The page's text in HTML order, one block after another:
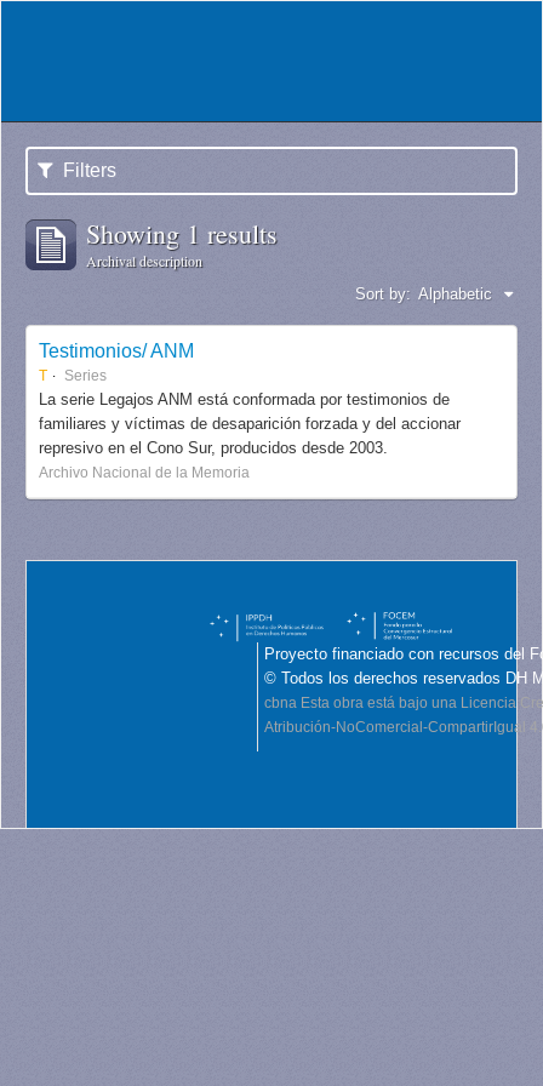
Filters
Showing 1 results
Archival description
Sort by: Alphabetic
Testimonios/ ANM
T Series
La serie Legajos ANM está conformada por testimonios de
familiares y víctimas de desaparición forzada y del accionar
represivo en el Cono Sur, producidos desde 2003.
Archivo Nacional de la Memoria
Proyecto financiado con recursos del
© Todos los derechos reservados DH
cbna Esta obra está bajo una Licencia
Atribución-NoComercial-CompartirIgual